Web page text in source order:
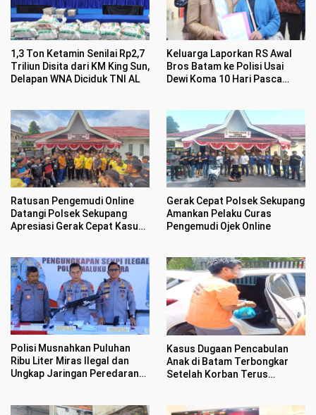
1,3 Ton Ketamin Senilai Rp2,7
Triliun Disita dari KM King Sun,
Delapan WNA Diciduk TNI AL
Keluarga Laporkan RS Awal
Bros Batam ke Polisi Usai
Dewi Koma 10 Hari Pasca
Ratusan Pengemudi Online
Datangi Polsek Sekupang
Apresiasi Gerak Cepat Kasus
Gerak Cepat Polsek Sekupang
Amankan Pelaku Curas
Pengemudi Ojek Online
Polisi Musnahkan Puluhan
Ribu Liter Miras Ilegal dan
Ungkap Jaringan Peredaran
Kasus Dugaan Pencabulan
Anak di Batam Terbongkar
Setelah Korban Terus